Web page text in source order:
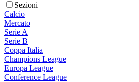
Sezioni
Calcio
Mercato
Serie A
Serie B
Coppa Italia
Champions League
Europa League
Conference League